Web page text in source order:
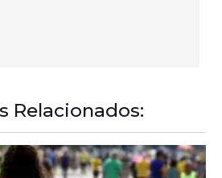
Relacionados: